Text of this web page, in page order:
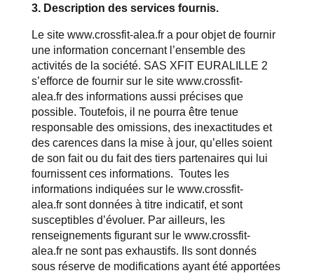
3. Description des services fournis.
Le site www.crossfit-alea.fr a pour objet de fournir
une information concernant l’ensemble des
activités de la société. SAS XFIT EURALILLE 2
s’efforce de fournir sur le site www.crossfit-
alea.fr des informations aussi précises que
possible. Toutefois, il ne pourra être tenue
responsable des omissions, des inexactitudes et
des carences dans la mise à jour, qu’elles soient
de son fait ou du fait des tiers partenaires qui lui
fournissent ces informations. Toutes les
informations indiquées sur le www.crossfit-
alea.fr sont données à titre indicatif, et sont
susceptibles d’évoluer. Par ailleurs, les
renseignements figurant sur le www.crossfit-
alea.fr ne sont pas exhaustifs. Ils sont donnés
sous réserve de modifications ayant été apportées